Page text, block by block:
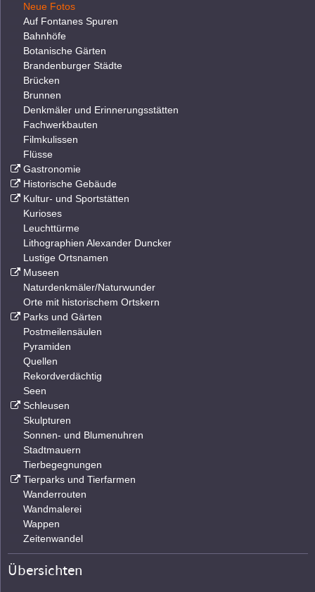
Neue Fotos
Auf Fontanes Spuren
Bahnhöfe
Botanische Gärten
Brandenburger Städte
Brücken
Brunnen
Denkmäler und Erinnerungsstätten
Fachwerkbauten
Filmkulissen
Flüsse
Gastronomie
Historische Gebäude
Kultur- und Sportstätten
Kurioses
Leuchttürme
Lithographien Alexander Duncker
Lustige Ortsnamen
Museen
Naturdenkmäler/Naturwunder
Orte mit historischem Ortskern
Parks und Gärten
Postmeilensäulen
Pyramiden
Quellen
Rekordverdächtig
Seen
Schleusen
Skulpturen
Sonnen- und Blumenuhren
Stadtmauern
Tierbegegnungen
Tierparks und Tierfarmen
Wanderrouten
Wandmalerei
Wappen
Zeitenwandel
Übersichten